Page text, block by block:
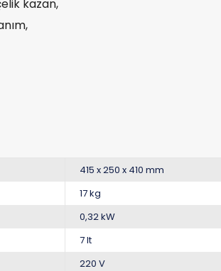
kazan,
415 x 250 x 410 mm
17 kg
0,32 kW
7 lt
220 V